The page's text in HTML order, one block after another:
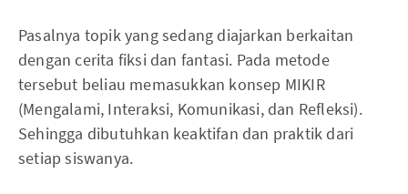
Pasalnya topik yang sedang diajarkan berkaitan
dengan cerita fiksi dan fantasi. Pada metode
tersebut beliau memasukkan konsep MIKIR
(Mengalami, Interaksi, Komunikasi, dan Refleksi).
Sehingga dibutuhkan keaktifan dan praktik dari
setiap siswanya.